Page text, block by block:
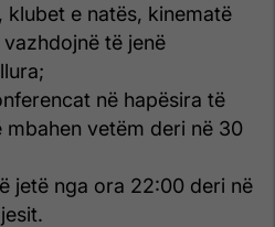
klubet e natës, kinematë
të jenë
në hapësira të
mbahen vetëm deri në 30
jetë nga ora 22:00 deri në